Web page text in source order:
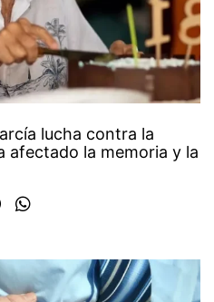
lucha contra la
afectado la memoria y la